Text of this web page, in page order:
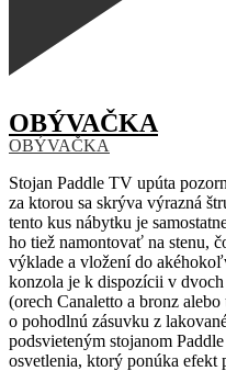
OBÝVAČKA
OBÝVAČKA
Stojan Paddle TV upúta
za ktorou sa skrýva výrazná
tento kus nábytku je
ho tiež namontovať na stenu,
výklade a vložení do
konzola je k dispozícii v
(orech Canaletto a bronz
o pohodlnú zásuvku z
podsvieteným stojanom
osvetlenia, ktorý ponúka efekt